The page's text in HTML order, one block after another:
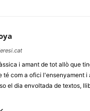
i amant de tot allò que
té com a ofici l'ensenyament
el dia envoltada de textos,